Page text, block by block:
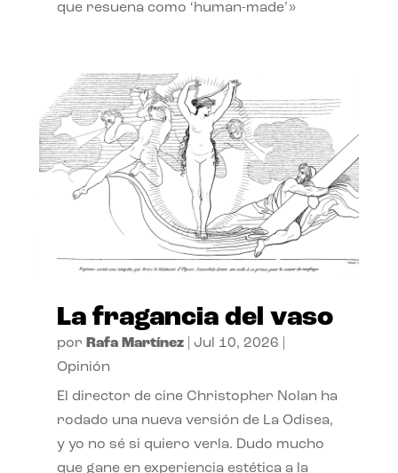
que resuena como ‘human-made’»
La fragancia del vaso
por Rafa Martínez| Jul 10, 2026
Opinión
El director de cine Christopher Nolan ha
rodado una nueva versión de La Odisea,
y yo no sé si quiero verla. Dudo mucho
que gane en experiencia estética a la